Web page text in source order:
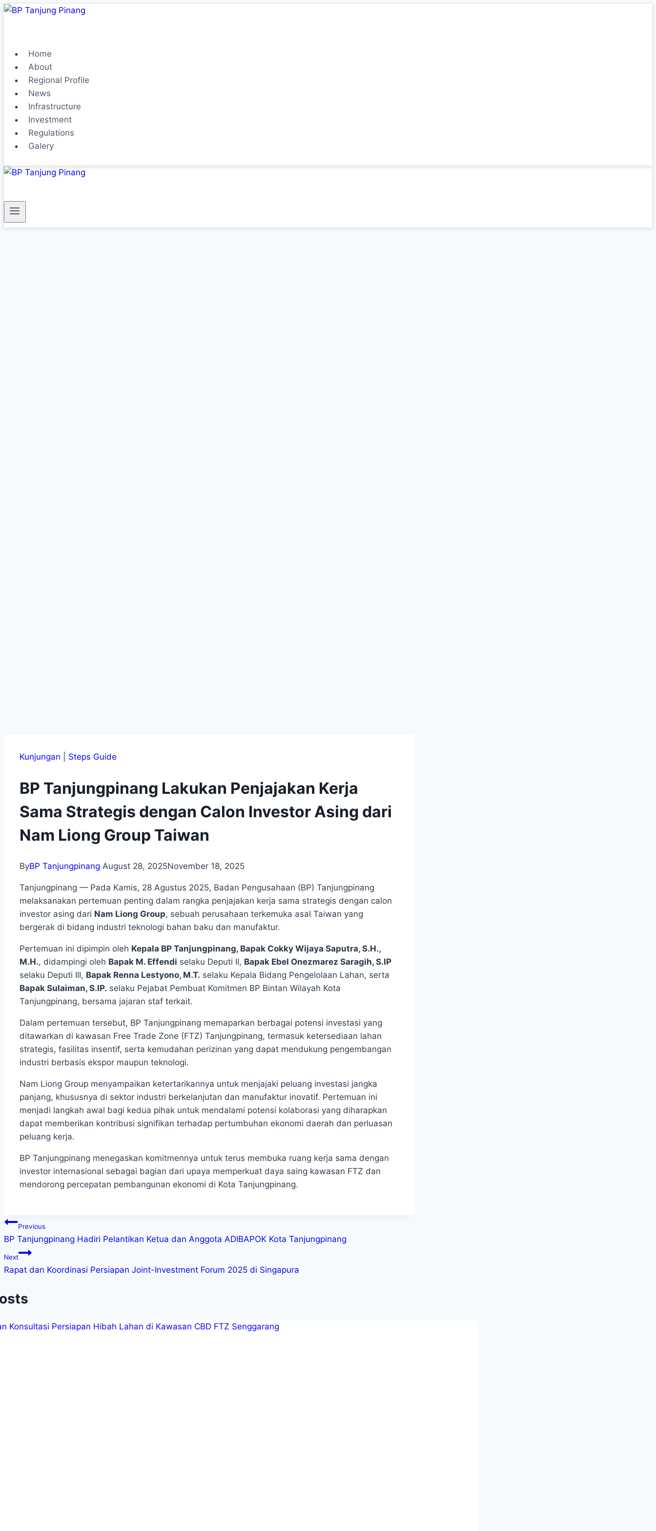
Home
About
Regional Profile
News
Infrastructure
Investment
Regulations
Galery
Kunjungan Steps Guide
BP Tanjungpinang Lakukan Penjajakan Kerja
Sama Strategis dengan Calon Investor Asing dari
Nam Liong Group Taiwan
ByBP Tanjungpinang August 28, 2025November 18, 2025
Tanjungpinang — Pada Kamis, 28 Agustus 2025, Badan Pengusahaan (BP) Tanjungpinang
melaksanakan pertemuan penting dalam rangka penjajakan kerja sama strategis dengan calon
investor asing dari Nam Liong Group, sebuah perusahaan terkemuka asal Taiwan yang
bergerak di bidang industri teknologi bahan baku dan manufaktur.
Pertemuan ini dipimpin oleh Kepala BP Tanjungpinang, Bapak Cokky Wijaya Saputra, S.H.,
M.H., didampingi oleh Bapak M. Effendi selaku Deputi II, Bapak Ebel Onezmarez Saragih, S.IP
selaku Deputi III, Bapak Renna Lestyono, M.T. selaku Kepala Bidang Pengelolaan Lahan, serta
Bapak Sulaiman, S.IP. selaku Pejabat Pembuat Komitmen BP Bintan Wilayah Kota
Tanjungpinang, bersama jajaran staf terkait.
Dalam pertemuan tersebut, BP Tanjungpinang memaparkan berbagai potensi investasi yang
ditawarkan di kawasan Free Trade Zone (FTZ) Tanjungpinang, termasuk ketersediaan lahan
strategis, fasilitas insentif, serta kemudahan perizinan yang dapat mendukung pengembangan
industri berbasis ekspor maupun teknologi.
Nam Liong Group menyampaikan ketertarikannya untuk menjajaki peluang investasi jangka
panjang, khususnya di sektor industri berkelanjutan dan manufaktur inovatif. Pertemuan ini
menjadi langkah awal bagi kedua pihak untuk mendalami potensi kolaborasi yang diharapkan
dapat memberikan kontribusi signifikan terhadap pertumbuhan ekonomi daerah dan perluasan
peluang kerja.
BP Tanjungpinang menegaskan komitmennya untuk terus membuka ruang kerja sama dengan
investor internasional sebagai bagian dari upaya memperkuat daya saing kawasan FTZ dan
mendorong percepatan pembangunan ekonomi di Kota Tanjungpinang.
Previous
BP Tanjungpinang Hadiri Pelantikan Ketua dan Anggota ADIBAPOK Kota Tanjungpinang
Next
Rapat dan Koordinasi Persiapan Joint-Investment Forum 2025 di Singapura